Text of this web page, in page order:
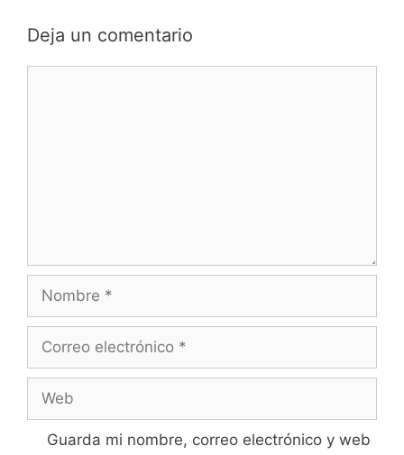
Deja un comentario
Nombre
Correo
Web
Guarda mi nombre, correo electrónico y web